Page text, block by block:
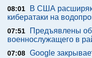
08:01
В США
кибератаки на
07:51
Предъявлены
военнослужащего в
07:08 Google